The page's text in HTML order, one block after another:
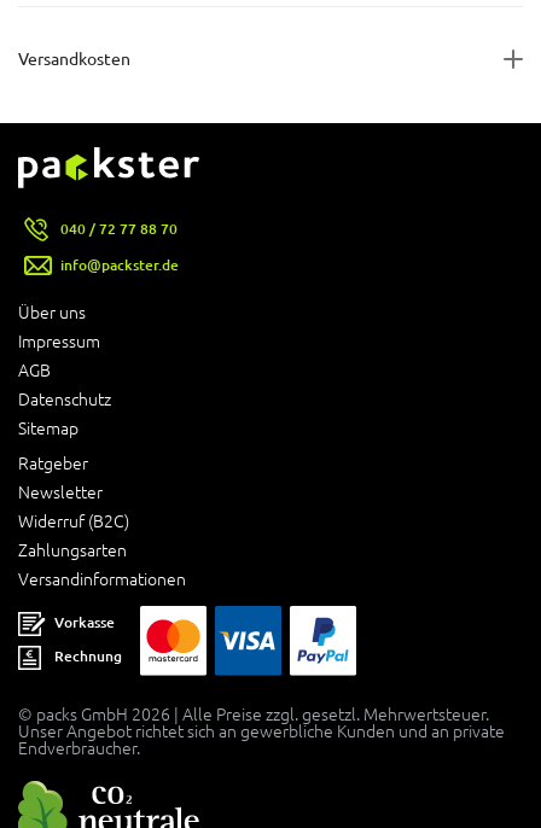
Versandkosten
Über uns
Impressum
AGB
Datenschutz
Sitemap
Ratgeber
Newsletter
Widerruf (B2C)
Zahlungsarten
Versandinformationen
040 / 72 77 88 70
info@packster.de
Vorkasse
Rechnung
© packs GmbH 2026 | Alle Preise zzgl. gesetzl. Mehrwertsteuer.
Unser Angebot richtet sich an gewerbliche Kunden und an private
Endverbraucher.